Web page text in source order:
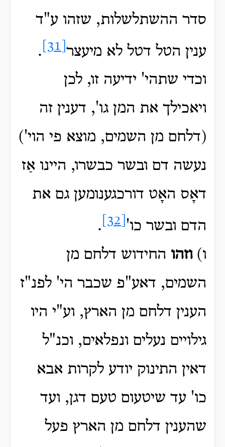
סדר ההשתלשלות, שזהו ע"ד
ענין הטל דטל לא מיעצר
.
וכדי שתהי' ידיעה זו, לכן
ויאכילך את המן גו', דענין זה
(דלחם מן השמים, מוצא פי הוי')
נעשה דם ובשר כבשרו, היינו אַז
דאָס האָט דורכגענומען גם את
הדם ובשר כו'
.
ו)וזהו החידוש דלחם מן
השמים, דאע"פ שכבר הי' לפנ"ז
הענין דלחם מן הארץ, וע"י היו
גילויים נעלים ונפלאים, וכנ"ל
דאין התינוק יודע לקרות אבא
כו' עד שיטעום טעם דגן, ועד
שהענין דלחם מן הארץ פעל